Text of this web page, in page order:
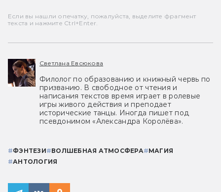
Если вы нашли опечатку, пожалуйста, выделите фрагмент
текста и нажмите Ctrl+Enter.
Светлана Евсюкова
Филолог по образованию и книжный червь по
призванию. В свободное от чтения и
написания текстов время играет в ролевые
игры живого действия и преподает
исторические танцы. Иногда пишет под
псевдонимом «Александра Королёва».
#ФЭНТЕЗИ#ВОЛШЕБНАЯ АТМОСФЕРА#МАГИЯ
#АНТОЛОГИЯ